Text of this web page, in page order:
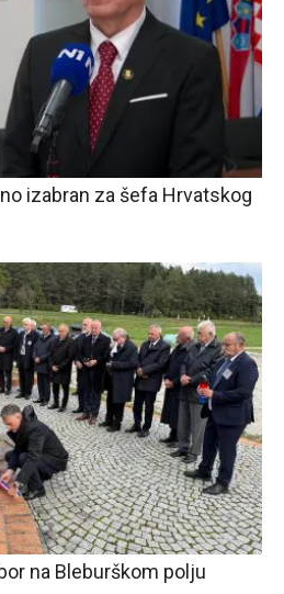
izabran za šefa Hrvatskog
na Bleburškom polju